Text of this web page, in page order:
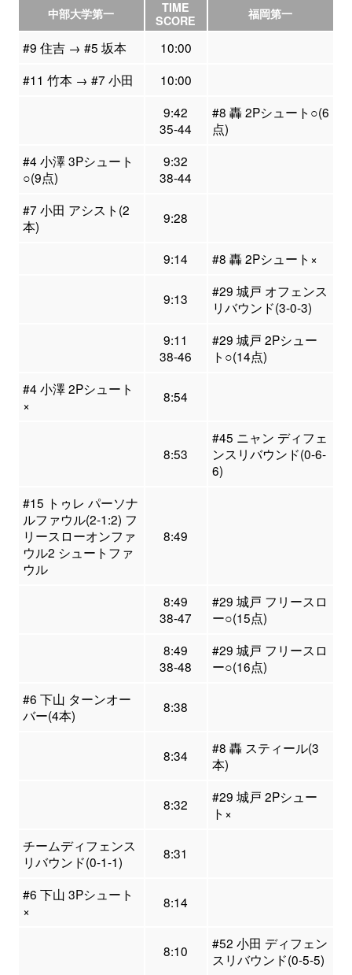
中部大学第一
TIME
SCORE
福岡第一
#9 住吉 → #5 坂本
10:00
#11 竹本 → #7 小田
10:00
9:42
35-44
#8 轟 2Pシュート○(6
点)
#4 小澤 3Pシュート
○(9点)
9:32
38-44
#7 小田 アシスト(2
本)
9:28
9:14 #8 轟 2Pシュート×
9:13
#29 城戸 オフェンス
リバウンド(3-0-3)
9:11
38-46
#29 城戸 2Pシュー
ト○(14点)
#4 小澤 2Pシュート
×
8:54
8:53
#45 ニャン ディフェ
ンスリバウンド(0-6-
6)
#15 トゥレ パーソナ
ルファウル(2-1:2) フ
リースローオンファ
ウル2 シュートファ
ウル
8:49
8:49
38-47
#29 城戸 フリースロ
ー○(15点)
8:49
38-48
#29 城戸 フリースロ
ー○(16点)
#6 下山 ターンオー
バー(4本)
8:38
8:34
#8 轟 スティール(3
本)
8:32
#29 城戸 2Pシュー
ト×
チームディフェンス
リバウンド(0-1-1)
8:31
#6 下山 3Pシュート
×
8:14
8:10
#52 小田 ディフェン
スリバウンド(0-5-5)